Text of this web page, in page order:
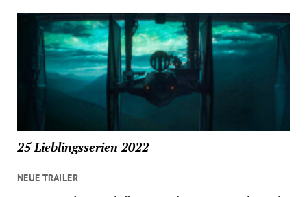
25 Lieblingsserien 2022
NEUE TRAILER